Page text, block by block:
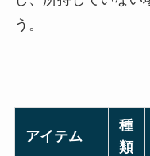
う。
アイテム
種
類